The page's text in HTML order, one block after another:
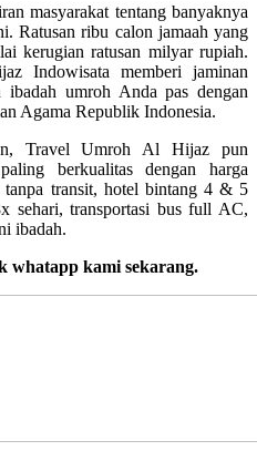
masyarakat tentang banyaknya
Ratusan ribu calon jamaah yang
kerugian ratusan milyar rupiah.
Indowisata memberi jaminan
ibadah umroh Anda pas dengan
Agama Republik Indonesia.
Travel Umroh Al Hijaz pun
berkualitas dengan harga
tanpa transit, hotel bintang 4 & 5
sehari, transportasi bus full AC,
ibadah.
whatapp kami sekarang.